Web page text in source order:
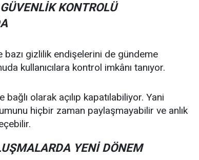
KONTROLÜ
gizlilik endişelerini de gündeme
kullanıcılara kontrol imkânı tanıyor.
olarak açılıp kapatılabiliyor. Yani
hiçbir zaman paylaşmayabilir ve anlık
YENİ DÖNEM